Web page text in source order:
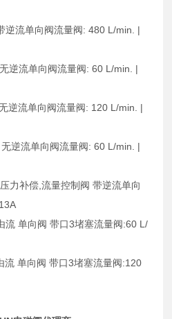
逆流单向阀流量阀: 480 L/min. |
逆流单向阀流量阀: 60 L/min. |
逆流单向阀流量阀: 120 L/min. |
逆流单向阀流量阀: 60 L/min. |
力补偿,流量控制阀 带逆流单向
流 单向阀 带口3堵塞流量阀:60 L/
流 单向阀 带口3堵塞流量阀:120